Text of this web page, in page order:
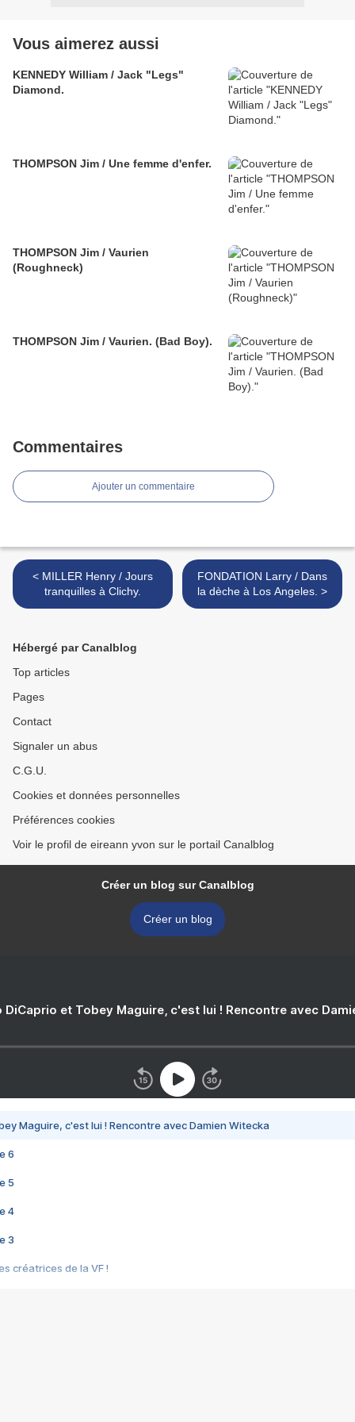
Vous aimerez aussi
KENNEDY William / Jack "Legs"
Diamond.
THOMPSON Jim / Une femme d'enfer.
THOMPSON Jim / Vaurien
(Roughneck)
THOMPSON Jim / Vaurien. (Bad Boy).
Commentaires
Ajouter un commentaire
< MILLER Henry / Jours
tranquilles à Clichy.
FONDATION Larry / Dans
la dèche à Los Angeles. >
Hébergé par Canalblog
Top articles
Pages
Contact
Signaler un abus
C.G.U.
Cookies et données personnelles
Préférences cookies
Voir le profil de eireann yvon sur le portail Canalblog
Créer un blog sur Canalblog
Créer un blog
DiCaprio et Tobey Maguire, c'est lui ! Rencontre avec
Maguire, c'est lui ! Rencontre avec Damien Witecka
6
5
4
3
créatrices de la VF !